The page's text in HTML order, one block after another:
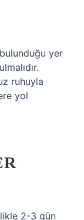
yer
ruhuyla
yol
2-3 gün